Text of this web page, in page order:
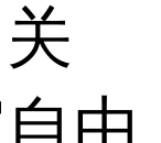
由